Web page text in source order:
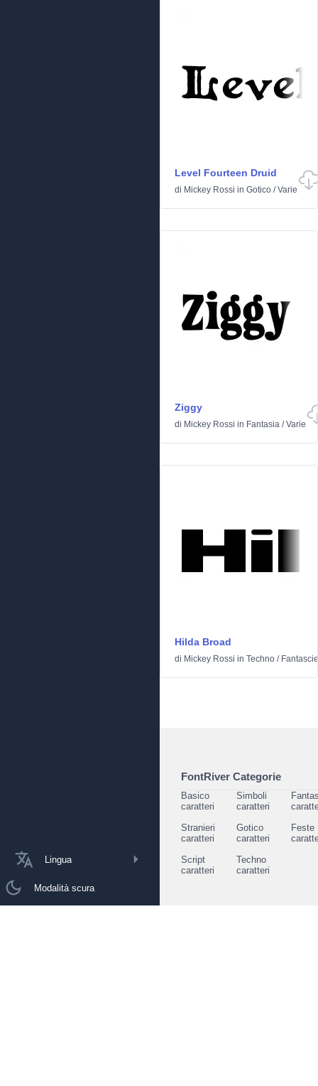
Lingua
Modalità scura
Level Fourteen Druid
di Mickey Rossi in Gotico /Varie
Ziggy
di Mickey Rossi in Fantasia /Varie
Hilda Broad
di Mickey Rossi in Techno /
FontRiver Categorie
Basico
caratteri
Simboli
caratteri
Stranieri
caratteri
Gotico
caratteri
Feste
Script
caratteri
Techno
caratteri